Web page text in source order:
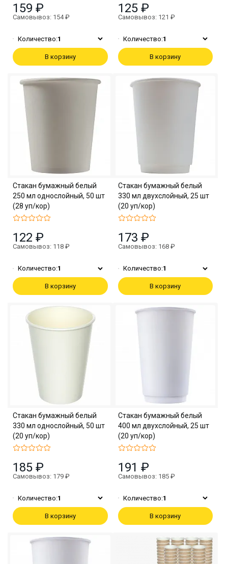
159 ₽
Самовывоз: 154 ₽
Количество:1
В корзину
125 ₽
Самовывоз: 121 ₽
Количество:1
В корзину
Стакан бумажный белый
250 мл однослойный, 50 шт
(28 уп/кор)
122 ₽
Самовывоз: 118 ₽
Количество:1
В корзину
Стакан бумажный белый
330 мл двухслойный, 25 шт
(20 уп/кор)
173 ₽
Самовывоз: 168 ₽
Количество:1
В корзину
Стакан бумажный белый
330 мл однослойный, 50 шт
(20 уп/кор)
185 ₽
Самовывоз: 179 ₽
Количество:1
В корзину
Стакан бумажный белый
400 мл двухслойный, 25 шт
(20 уп/кор)
191 ₽
Самовывоз: 185 ₽
Количество:1
В корзину